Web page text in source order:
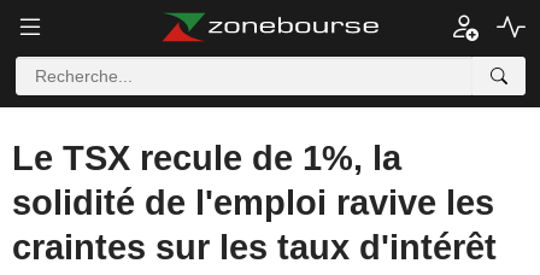
Le TSX recule de 1%, la
solidité de l'emploi ravive les
craintes sur les taux d'intérêt